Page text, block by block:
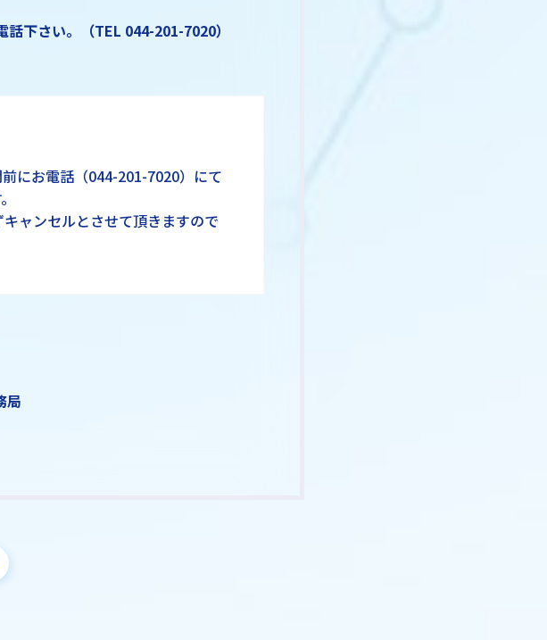
下さい。（TEL 044-201-7020）
にお電話（044-201-7020）にて
ャンセルとさせて頂きますので
局